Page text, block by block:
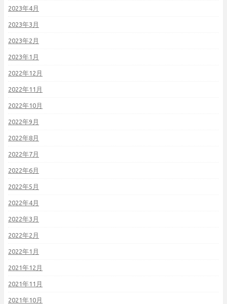
2023年4月
2023年3月
2023年2月
2023年1月
2022年12月
2022年11月
2022年10月
2022年9月
2022年8月
2022年7月
2022年6月
2022年5月
2022年4月
2022年3月
2022年2月
2022年1月
2021年12月
2021年11月
2021年10月